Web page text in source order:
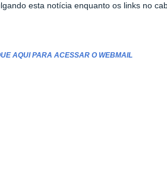
esta notícia enquanto os links no
AQUI PARA ACESSAR O WEBMAIL